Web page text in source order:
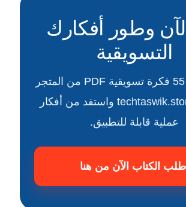
الآن وطور أفكارك
التسويقية
حمّل كتاب 55 فكرة تسويقية PDF من المتجر
الرقمي techtaswik.store واستفد من أفكار
عملية قابلة للتطبيق.
اطلب الكتاب الآن من هنا